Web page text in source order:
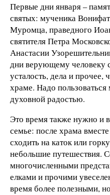
Первые дни января –
святых: мученика
Муромца, праведного
святителя Петра
Анастасии
дни верующему человеку
усталость, дела и
храме. Надо
духовной радостью.
Это время также нужно и
семье: после храма
сходить на каток или
небольшие путешествия.
многочисленными
елками и прочими
время более полезными,